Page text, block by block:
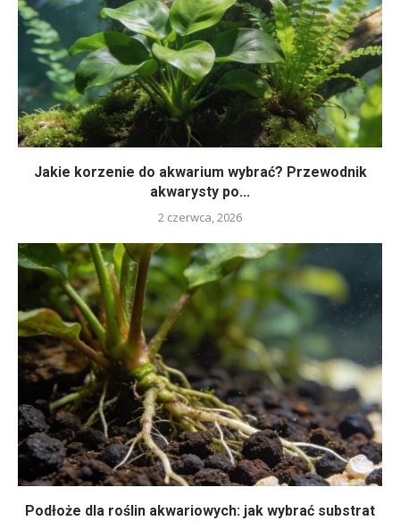
Jakie korzenie do akwarium wybrać? Przewodnik
akwarysty po...
2 czerwca, 2026
Podłoże dla roślin akwariowych: jak wybrać substrat